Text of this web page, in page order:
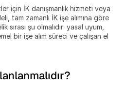
için İK danışmanlık hizmeti veya
tam zamanlı İK işe alımına göre
şu olmalıdır: yasal uyum,
bir işe alım süreci ve çalışan el